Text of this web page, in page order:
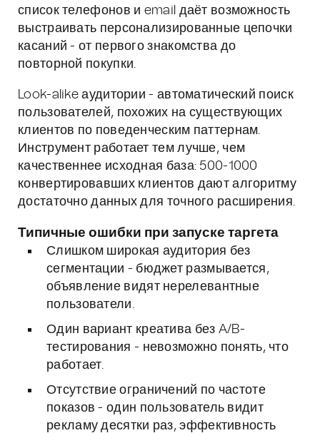
список телефонов и email даёт возможность
выстраивать персонализированные цепочки
касаний - от первого знакомства до
повторной покупки.
Look-alike аудитории - автоматический поиск
пользователей, похожих на существующих
клиентов по поведенческим паттернам.
Инструмент работает тем лучше, чем
качественнее исходная база: 500-1000
конвертировавших клиентов дают алгоритму
достаточно данных для точного расширения.
Типичные ошибки при запуске таргета
Слишком широкая аудитория без
сегментации - бюджет размывается,
объявление видят нерелевантные
пользователи.
Один вариант креатива без A/B-
тестирования - невозможно понять, что
работает.
Отсутствие ограничений по частоте
показов - один пользователь видит
рекламу десятки раз, эффективность